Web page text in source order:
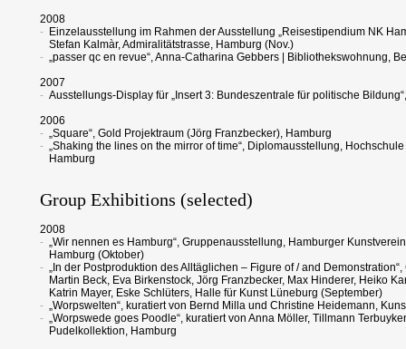
2008
- Einzelausstellung im Rahmen der Ausstellung „Reisestipendium NK
Stefan Kalmàr, Admiralitätstrasse, Hamburg (Nov.)
- „passer qc en revue“, Anna-Catharina Gebbers | Bibliothekswohnung,
2007
- Ausstellungs-Display für „Insert 3: Bundeszentrale für politische
2006
- „Square“, Gold Projektraum (Jörg Franzbecker), Hamburg
- „Shaking the lines on the mirror of time“, Diplomausstellung,
Hamburg
Group Exhibitions (selected)
2008
- „Wir nennen es Hamburg“, Gruppenausstellung, Hamburger
Hamburg (Oktober)
- „In der Postproduktion des Alltäglichen – Figure of / and
Martin Beck, Eva Birkenstock, Jörg Franzbecker, Max Hinderer, Heiko
Katrin Mayer, Eske Schlüters, Halle für Kunst Lüneburg (September)
- „Worpswelten“, kuratiert von Bernd Milla und Christine Heidemann,
- „Worpswede goes Poodle“, kuratiert von Anna Möller, Tillmann
Pudelkollektion, Hamburg